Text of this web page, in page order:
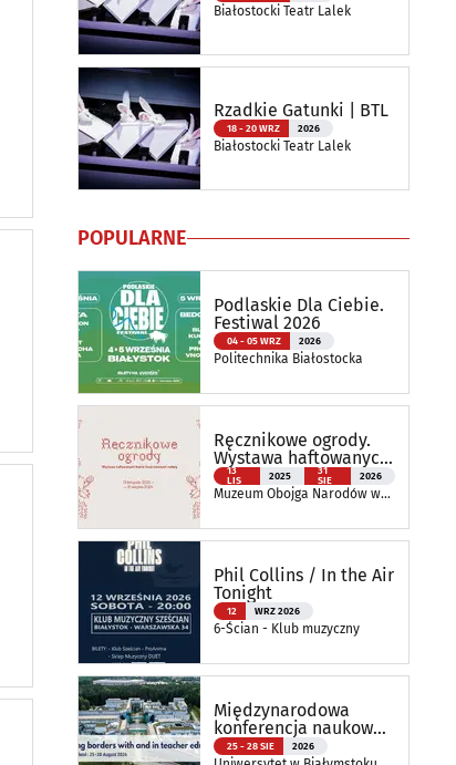
Białostocki Teatr Lalek
Rzadkie Gatunki | BTL
18 - 20 WRZ 2026
Białostocki Teatr Lalek
POPULARNE
Podlaskie Dla Ciebie.
Festiwal 2026
04 - 05 WRZ 2026
Politechnika Białostocka
Ręcznikowe ogrody.
Wystawa haftowanych
tkanin inspirowanych
naturą
13
LIS
2025
31
SIE
2026
Muzeum Obojga Narodów w
Muzeum Podlaskiego w
Phil Collins / In the Air
Tonight
12 WRZ 2026
6-Ścian - Klub muzyczny
Międzynarodowa
konferencja naukowa
ATEE Annual
25 - 28 SIE 2026